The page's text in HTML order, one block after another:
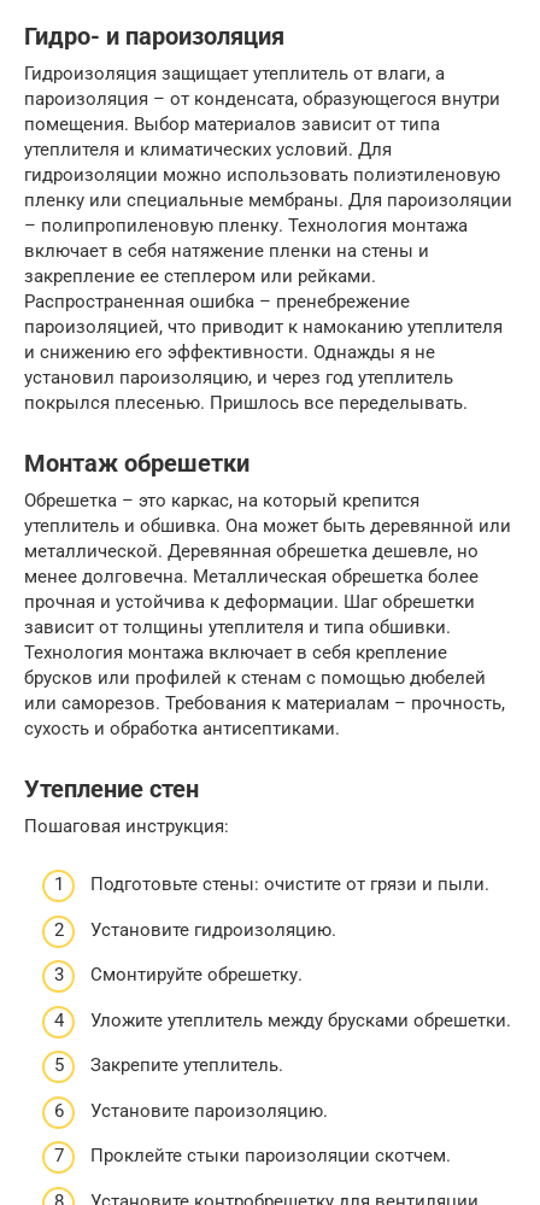
Гидро- и пароизоляция
Гидроизоляция защищает утеплитель от влаги, а
пароизоляция – от конденсата, образующегося внутри
помещения. Выбор материалов зависит от типа
утеплителя и климатических условий. Для
гидроизоляции можно использовать полиэтиленовую
пленку или специальные мембраны. Для пароизоляции
– полипропиленовую пленку. Технология монтажа
включает в себя натяжение пленки на стены и
закрепление ее степлером или рейками.
Распространенная ошибка – пренебрежение
пароизоляцией, что приводит к намоканию утеплителя
и снижению его эффективности. Однажды я не
установил пароизоляцию, и через год утеплитель
покрылся плесенью. Пришлось все переделывать.
Монтаж обрешетки
Обрешетка – это каркас, на который крепится
утеплитель и обшивка. Она может быть деревянной или
металлической. Деревянная обрешетка дешевле, но
менее долговечна. Металлическая обрешетка более
прочная и устойчива к деформации. Шаг обрешетки
зависит от толщины утеплителя и типа обшивки.
Технология монтажа включает в себя крепление
брусков или профилей к стенам с помощью дюбелей
или саморезов. Требования к материалам – прочность,
сухость и обработка антисептиками.
Утепление стен
Пошаговая инструкция:
Подготовьте стены: очистите от грязи и пыли.
Установите гидроизоляцию.
Смонтируйте обрешетку.
Уложите утеплитель между брусками обрешетки.
Закрепите утеплитель.
Установите пароизоляцию.
Проклейте стыки пароизоляции скотчем.